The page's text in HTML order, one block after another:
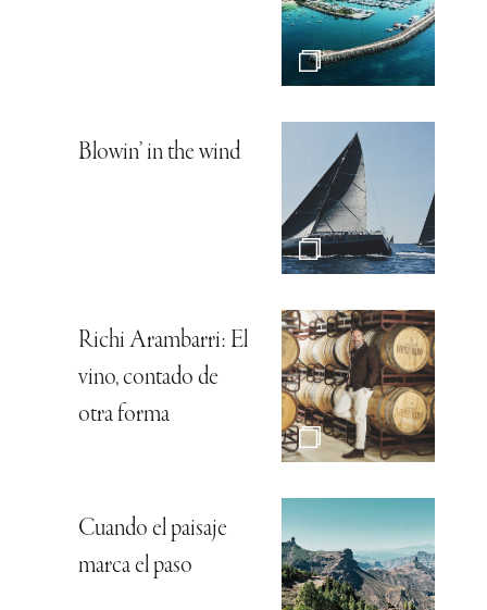
Blowin’ in the wind
Richi Arambarri: El
vino, contado de
otra forma
Cuando el paisaje
marca el paso